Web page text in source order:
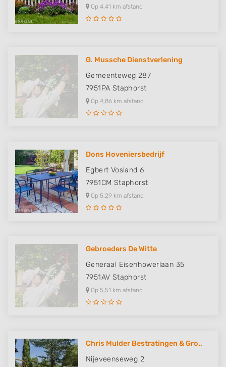
Op 4,41 km afstand
G. Mussche Dienstverlening
Gemeenteweg 287
7951PA Staphorst
Op 4,86 km afstand
Dons Hoveniersbedrijf
Egbert Vosland 6
7951CM Staphorst
Op 5,29 km afstand
Gebroeders De Witte
Generaal Eisenhowerlaan 35
7951AV Staphorst
Op 5,51 km afstand
Chris Mulder Bestratingen & Gro..
Nijeveenseweg 2